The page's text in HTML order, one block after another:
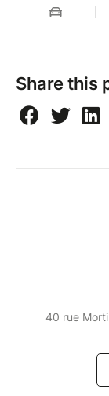
Share this
40 rue